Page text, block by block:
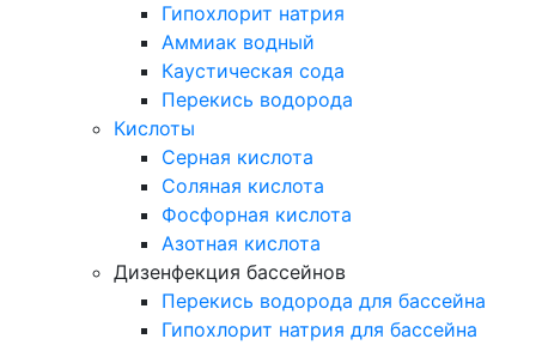
Гипохлорит натрия
Аммиак водный
Каустическая сода
Перекись водорода
Кислоты
Серная кислота
Соляная кислота
Фосфорная кислота
Азотная кислота
Дизенфекция бассейнов
Перекись водорода для бассейна
Гипохлорит натрия для бассейна